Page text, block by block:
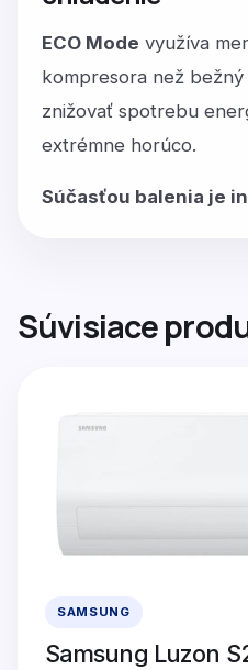
ECO Mode využíva
kompresora než bežný
znižovať spotrebu
extrémne horúco.
Súčasťou balenia je
Súvisiace
SAMSUNG
Samsung Luzon